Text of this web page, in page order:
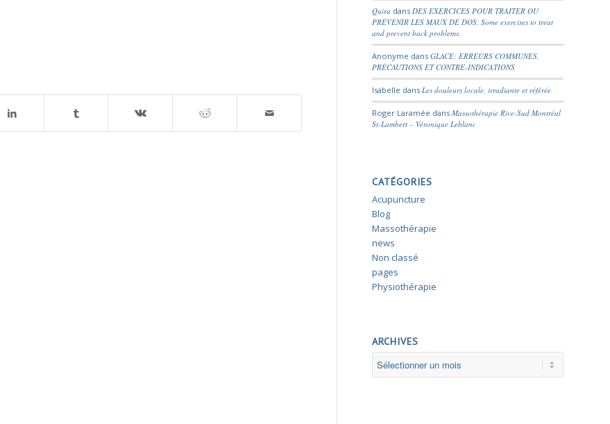
Quira dans DES EXERCICES POUR TRAITER OU
PRÉVENIR LES MAUX DE DOS. Some exercises to treat
and prevent back problems.
Anonyme dansGLACE: ERREURS COMMUNES,
PRÉCAUTIONS ET CONTRE-INDICATIONS
Isabelle dans Les douleurs locale, irradiante et référée
Roger Laramée dansMassothérapie Rive-Sud Montréal
St-Lambert – Véronique Leblanc
CATÉGORIES
Acupuncture
Blog
Massothérapie
news
Non classé
pages
Physiothérapie
ARCHIVES